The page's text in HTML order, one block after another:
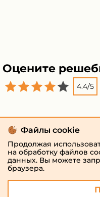
Оцените
4.4/5
Файлы cookie
Продолжая
на обработку файлов
данных. Вы можете
браузера.